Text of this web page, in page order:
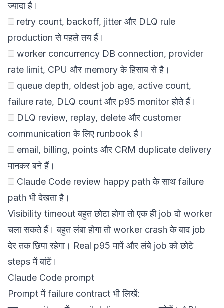
ज्यादा है।
retry count, backoff, jitter और DLQ rule
production से पहले तय हैं।
worker concurrency DB connection, provider
rate limit, CPU और memory के हिसाब से है।
queue depth, oldest job age, active count,
failure rate, DLQ count और p95 monitor होते हैं।
DLQ review, replay, delete और customer
communication के लिए runbook है।
email, billing, points और CRM duplicate delivery
मानकर बने हैं।
Claude Code review happy path के साथ failure
path भी देखता है।
Visibility timeout बहुत छोटा होगा तो एक ही job दो worker
चला सकते हैं। बहुत लंबा होगा तो worker crash के बाद job
देर तक छिपा रहेगा। Real p95 मापें और लंबे job को छोटे
steps में बांटें।
Claude Code prompt
Prompt में failure contract भी लिखें: